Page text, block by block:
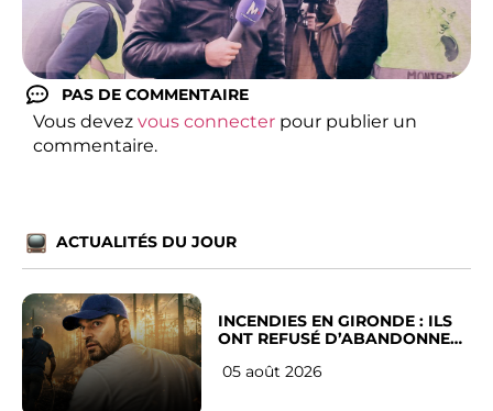
PAS DE COMMENTAIRE
Vous devez vous connecter pour publier un
commentaire.
ACTUALITÉS DU JOUR
INCENDIES EN GIRONDE : ILS
ONT REFUSÉ D’ABANDONNER
05 août 2026